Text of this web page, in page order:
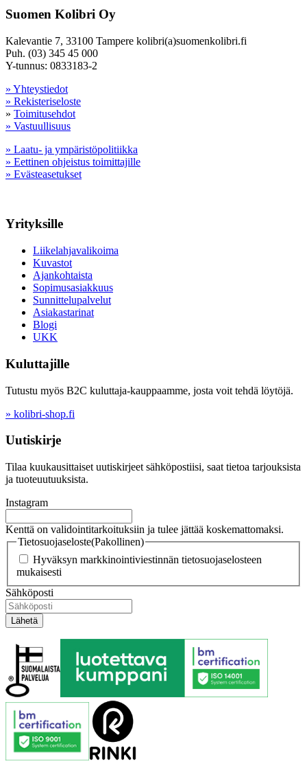
Suomen Kolibri Oy
Kalevantie 7, 33100 Tampere kolibri(a)suomenkolibri.fi
Puh. (03) 345 45 000
Y-tunnus: 0833183-2
» Yhteystiedot
» Rekisteriseloste
» Toimitusehdot
» Vastuullisuus
» Laatu- ja ympäristöpolitiikka
» Eettinen ohjeistus toimittajille
» Evästeasetukset
Yrityksille
Liikelahjavalikoima
Kuvastot
Ajankohtaista
Sopimusasiakkuus
Sunnittelupalvelut
Asiakastarinat
Blogi
UKK
Kuluttajille
Tutustu myös B2C kuluttaja-kauppaamme, josta voit tehdä löytöjä.
» kolibri-shop.fi
Uutiskirje
Tilaa kuukausittaiset uutiskirjeet sähköpostiisi, saat tietoa tarjouksista
ja tuoteuutuuksista.
Instagram
Kenttä on validointitarkoituksiin ja tulee jättää koskemattomaksi.
Tietosuojaseloste(Pakollinen)
Hyväksyn markkinointiviestinnän tietosuojaselosteen
mukaisesti
Sähköposti